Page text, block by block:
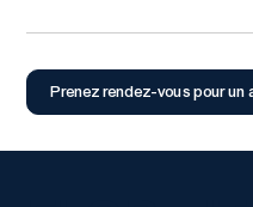
Prenez rendez-vous pour un